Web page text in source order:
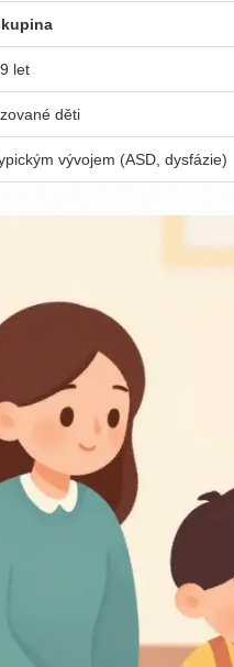
let
děti
vývojem (ASD, dysfázie)